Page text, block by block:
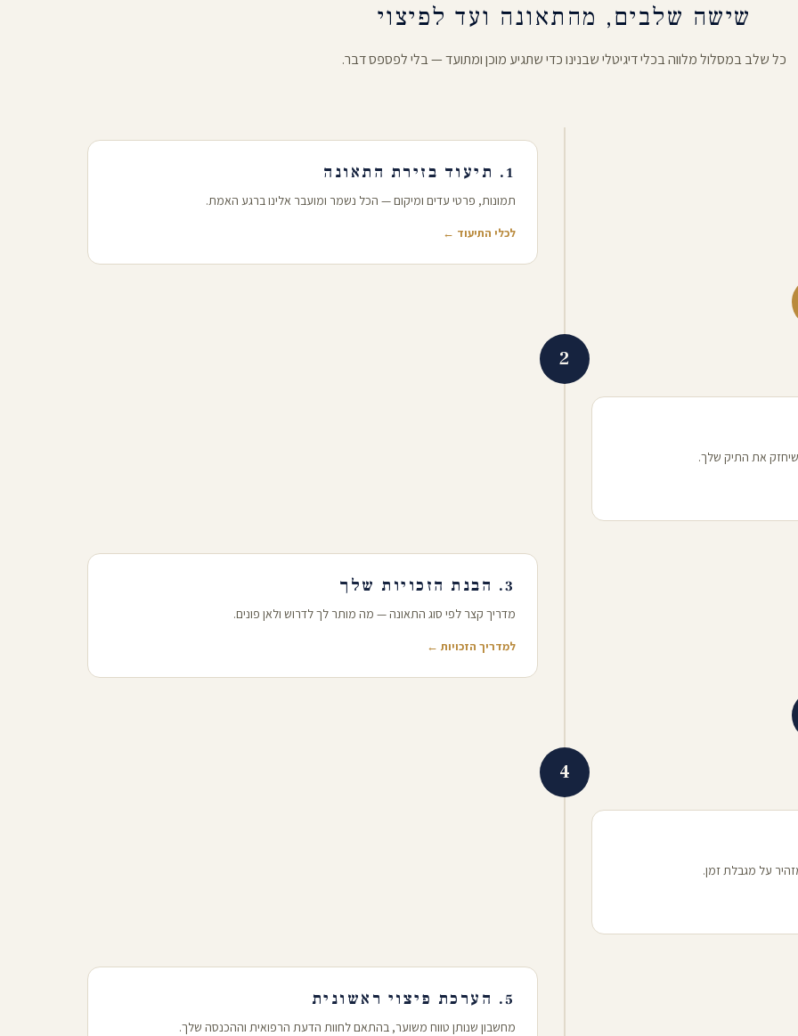
שישה שלבים, מהתאונה ועד לפיצוי
כל שלב במסלול מלווה בכלי דיגיטלי שבנינו כדי שתגיע מוכן ומתועד — בלי לפספס דבר.
1. תיעוד בזירת התאונה
תמונות, פרטי עדים ומיקום — הכל נשמר ומועבר אלינו ברגע האמת.
לכלי התיעוד ←
2
את התיק שלך.
3. הבנת הזכויות שלך
מדריך קצר לפי סוג התאונה — מה מותר לך לדרוש ולאן פונים.
למדריך הזכויות ←
4
על מגבלת זמן.
5. הערכת פיצוי ראשונית
מחשבון שנותן טווח משוער, בהתאם לחוות הדעת הרפואית וההכנסה שלך.